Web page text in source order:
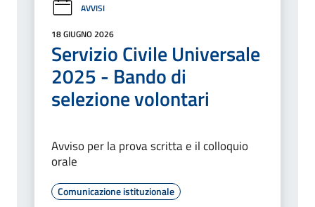
AVVISI
18 GIUGNO 2026
Servizio Civile Universale
2025 - Bando di
selezione volontari
Avviso per la prova scritta e il colloquio
orale
Comunicazione istituzionale